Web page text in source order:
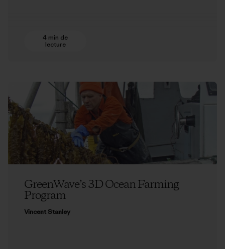
4 min de
lecture
GreenWave’s 3D Ocean Farming
Program
Vincent Stanley